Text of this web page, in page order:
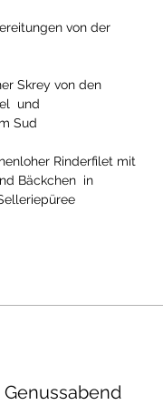
von der
Skrey von den
und
Sud
Rinderfilet mit
Bäckchen  in